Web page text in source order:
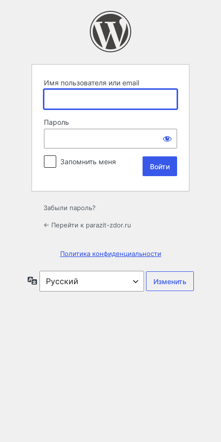
Имя пользователя или email
Пароль
Запомнить меня
Забыли пароль?
← Перейти к parazit-zdor.ru
Политика конфиденциальности
Язык